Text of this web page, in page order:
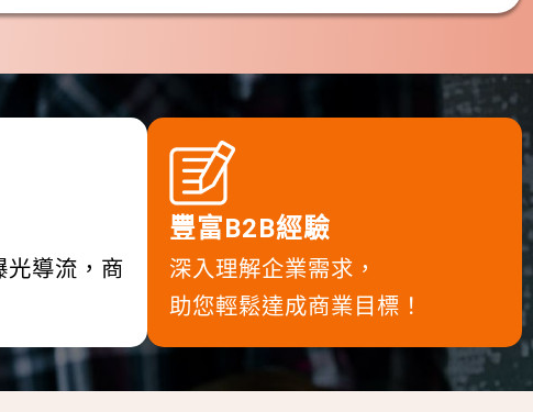
光導流，商
豐富B2B經驗
深入理解企業需求，
助您輕鬆達成商業目標！